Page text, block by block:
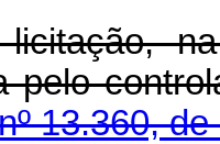
na
pelo
13.360, de